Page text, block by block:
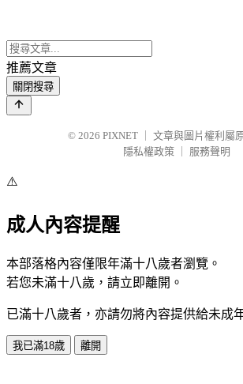
推薦文章
關閉搜尋
© 2026 PIXNET
文章與圖片權利屬
隱私權政策
服務聲明
⚠️
成人內容提醒
本部落格內容僅限年滿十八歲者瀏覽。
若您未滿十八歲，請立即離開。
已滿十八歲者，亦請勿將內容提供給未成
我已滿18歲 離開